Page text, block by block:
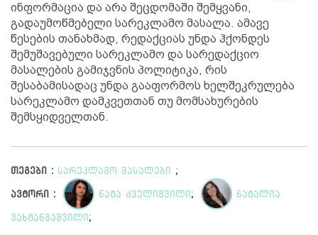
ინფორმაცია და არა შეცდომაში შემყვანი,
გადაუმოწმებელი სარეკლამო მასალა. ამავე
წესების თანახმად, რედაქციას უნდა ჰქონდეს
შემუშავებული სარეკლამო და სარედაქციო
მასალების გამიჯვნის პოლიტიკა, რის
შესაბამისადაც უნდა გააფორმოს ხელშეკრულება
სარეკლამო დამკვეთთან თუ მომსახურების
შემსყიდველთან.
თეგები : სარეკლამო მასალები ;
ავტორი : ნატა ძველიშვილი ; ნატალია
ვახტანგაშვილი ;